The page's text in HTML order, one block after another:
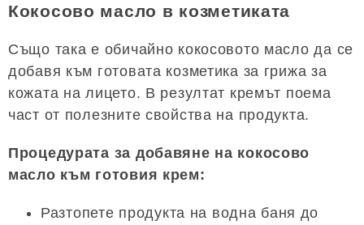
Кокосово масло в козметиката
Също така е обичайно кокосовото масло да се
добавя към готовата козметика за грижа за
кожата на лицето. В резултат кремът поема
част от полезните свойства на продукта.
Процедурата за добавяне на кокосово
масло към готовия крем:
Разтопете продукта на водна баня до